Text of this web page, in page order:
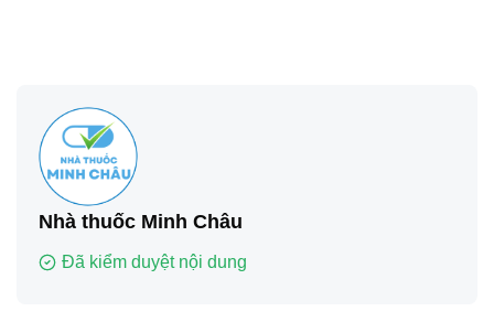
Nhà thuốc Minh Châu
Đã kiểm duyệt nội dung